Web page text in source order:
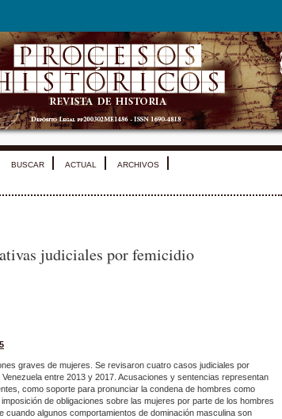
BUSCAR ACTUAL ARCHIVOS
judiciales por femicidio
graves de mujeres. Se revisaron cuatro casos judiciales por
entre 2013 y 2017. Acusaciones y sentencias representan
como soporte para pronunciar la condena de hombres como
de obligaciones sobre las mujeres por parte de los hombres
cuando algunos comportamientos de dominación masculina son